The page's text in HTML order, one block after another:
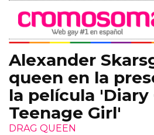
Alexander
queen en la
la película 'Diary
Teenage Girl'
DRAG QUEEN